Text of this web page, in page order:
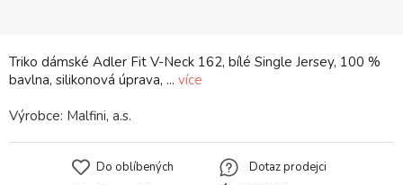
Triko dámské Adler Fit V-Neck 162, bílé Single Jersey, 100 %
bavlna, silikonová úprava, ... více
Výrobce: Malfini, a.s.
Do oblíbených
Dotaz prodejci